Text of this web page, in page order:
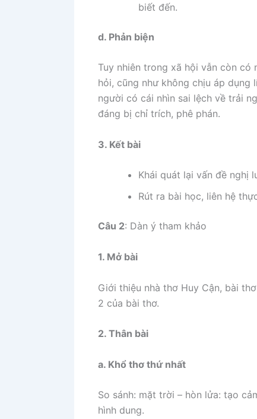
biết đến.
d. Phản biện
Tuy nhiên trong xã hội vẫn còn
hỏi, cũng như không chịu áp
người có cái nhìn sai lệch về trải
đáng bị chỉ trích, phê phán.
3. Kết bài
Khái quát lại vấn đề nghị
Rút ra bài học, liên hệ
Câu 2: Dàn ý tham khảo
1. Mở bài
Giới thiệu nhà thơ Huy Cận, bài
2 của bài thơ.
2. Thân bài
a. Khổ thơ thứ nhất
So sánh: mặt trời – hòn lửa: tạo
hình dung.